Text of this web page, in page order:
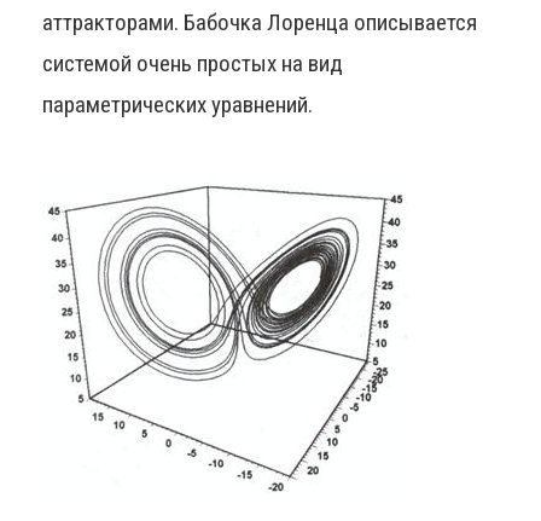
аттракторами. Бабочка Лоренца описывается
системой очень простых на вид
параметрических уравнений.